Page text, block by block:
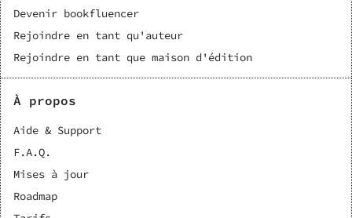
Devenir bookfluencer
Rejoindre en tant qu'auteur
Rejoindre en tant que maison d'édition
À propos
Aide & Support
F.A.Q.
Mises à jour
Roadmap